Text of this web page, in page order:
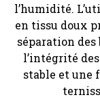
l’humidité.
en tissu doux
séparation
l’intégrité
stable et une